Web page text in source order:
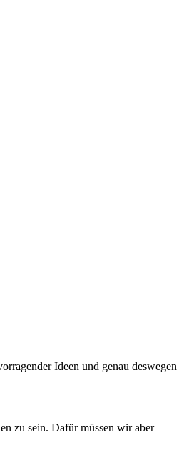
Ideen und genau deswegen
zu sein. Dafür müssen wir aber